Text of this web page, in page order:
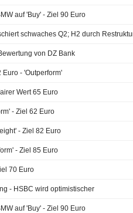
auf 'Buy' - Ziel 90 Euro
von DZ Bank
Euro - 'Outperform'
Wert 65 Euro
- Ziel 62 Euro
- Ziel 82 Euro
- Ziel 85 Euro
70 Euro
- HSBC wird optimistischer
auf 'Buy' - Ziel 90 Euro